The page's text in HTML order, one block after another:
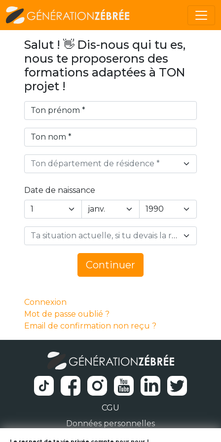
Salut ! 👋 Dis-nous qui tu es,
nous te proposerons des
formations adaptées à TON
projet !
Ton département de résidence *
Date de naissance
Year
Day
Ta situation actuelle, si tu devais la résumer en 1 mot… *
Continuer
Connexion
Mot de passe oublié ?
Email de confirmation non reçu ?
CGU
Données personnelles